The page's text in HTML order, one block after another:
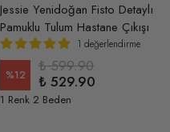
Jessie Yenidoğan Fisto Detaylı
Pamuklu Tulum Hastane Çıkışı
1 değerlendirme
%12
₺ 599.90
₺ 529.90
1 Renk 2 Beden